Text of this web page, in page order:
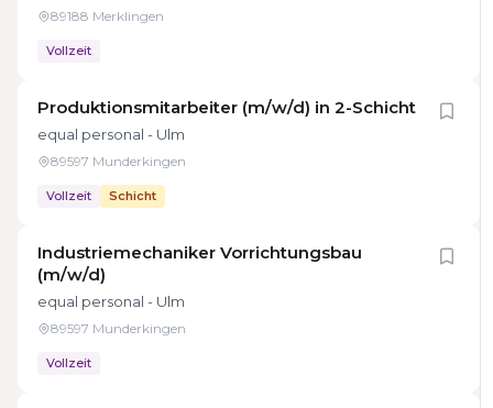
89188 Merklingen
Vollzeit
Produktionsmitarbeiter (m/w/d) in 2-Schicht
equal personal - Ulm
89597 Munderkingen
Vollzeit Schicht
Industriemechaniker Vorrichtungsbau
(m/w/d)
equal personal - Ulm
89597 Munderkingen
Vollzeit